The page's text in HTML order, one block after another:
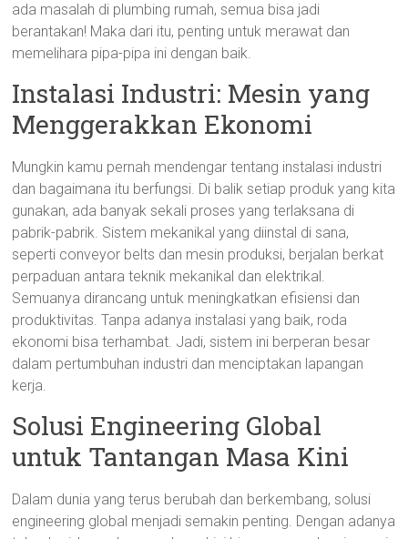
ada masalah di plumbing rumah, semua bisa jadi
berantakan! Maka dari itu, penting untuk merawat dan
memelihara pipa-pipa ini dengan baik.
Instalasi Industri: Mesin yang
Menggerakkan Ekonomi
Mungkin kamu pernah mendengar tentang instalasi industri
dan bagaimana itu berfungsi. Di balik setiap produk yang kita
gunakan, ada banyak sekali proses yang terlaksana di
pabrik-pabrik. Sistem mekanikal yang diinstal di sana,
seperti conveyor belts dan mesin produksi, berjalan berkat
perpaduan antara teknik mekanikal dan elektrikal.
Semuanya dirancang untuk meningkatkan efisiensi dan
produktivitas. Tanpa adanya instalasi yang baik, roda
ekonomi bisa terhambat. Jadi, sistem ini berperan besar
dalam pertumbuhan industri dan menciptakan lapangan
kerja.
Solusi Engineering Global
untuk Tantangan Masa Kini
Dalam dunia yang terus berubah dan berkembang, solusi
engineering global menjadi semakin penting. Dengan adanya